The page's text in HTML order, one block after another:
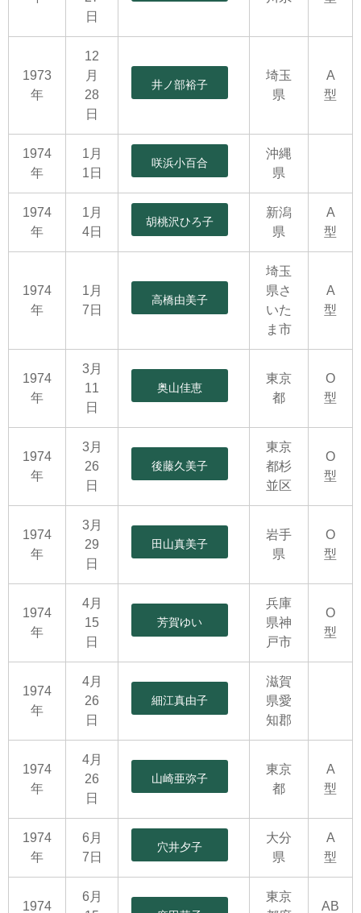
日
1973
年
12
月
28
日
井ノ部裕子
埼玉
県
A
型
1974
年
1月
1日
咲浜小百合
沖縄
県
1974
年
1月
4日
胡桃沢ひろ子
新潟
県
A
型
1974
年
1月
7日
高橋由美子
埼玉
県さ
いた
ま市
A
型
1974
年
3月
11
日
奥山佳恵
東京
都
O
型
1974
年
3月
26
日
後藤久美子
東京
都杉
並区
O
型
1974
年
3月
29
日
田山真美子
岩手
県
O
型
1974
年
4月
15
日
芳賀ゆい
兵庫
県神
戸市
O
型
1974
年
4月
26
日
細江真由子
滋賀
県愛
知郡
1974
年
4月
26
日
山崎亜弥子
東京
都
A
型
1974
年
6月
7日
穴井夕子
大分
県
A
型
1974
6月
東京
AB